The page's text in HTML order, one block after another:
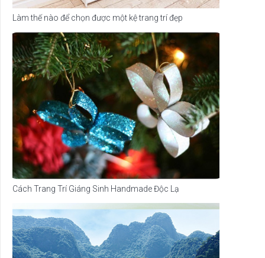
Làm thế nào để chọn được một kệ trang trí đẹp
Cách Trang Trí Giáng Sinh Handmade Độc Lạ